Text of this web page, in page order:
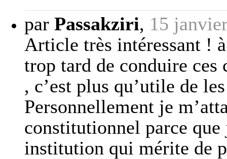
par Passakziri, 15
Article très intéressant !
trop tard de conduire ces
, c’est plus qu’utile de
Personnellement je
constitutionnel parce que
institution qui mérite de